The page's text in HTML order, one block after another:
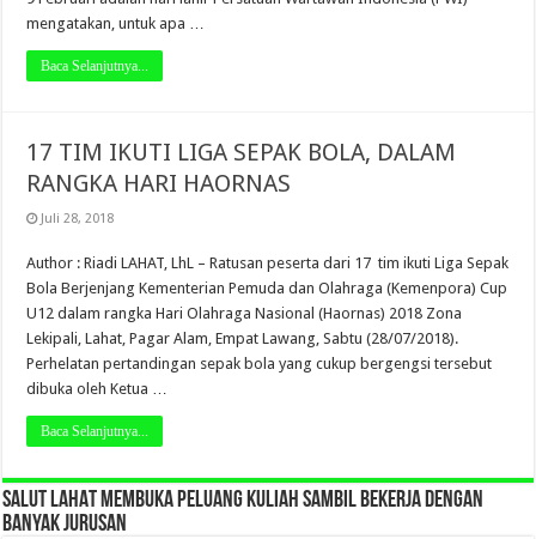
mengatakan, untuk apa …
Baca Selanjutnya...
17 TIM IKUTI LIGA SEPAK BOLA, DALAM
RANGKA HARI HAORNAS
Juli 28, 2018
Author : Riadi LAHAT, LhL – Ratusan peserta dari 17 tim ikuti Liga Sepak
Bola Berjenjang Kementerian Pemuda dan Olahraga (Kemenpora) Cup
U12 dalam rangka Hari Olahraga Nasional (Haornas) 2018 Zona
Lekipali, Lahat, Pagar Alam, Empat Lawang, Sabtu (28/07/2018).
Perhelatan pertandingan sepak bola yang cukup bergengsi tersebut
dibuka oleh Ketua …
Baca Selanjutnya...
SALUT LAHAT MEMBUKA PELUANG KULIAH SAMBIL BEKERJA DENGAN
BANYAK JURUSAN